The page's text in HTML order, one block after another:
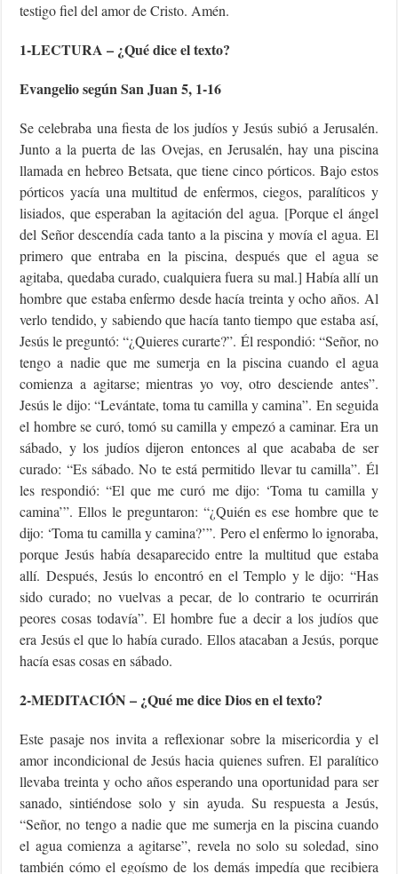
testigo fiel del amor de Cristo. Amén.
1-LECTURA – ¿Qué dice el texto?
Evangelio según San Juan 5, 1-16
Se celebraba una fiesta de los judíos y Jesús subió a Jerusalén.
Junto a la puerta de las Ovejas, en Jerusalén, hay una piscina
llamada en hebreo Betsata, que tiene cinco pórticos. Bajo estos
pórticos yacía una multitud de enfermos, ciegos, paralíticos y
lisiados, que esperaban la agitación del agua. [Porque el ángel
del Señor descendía cada tanto a la piscina y movía el agua. El
primero que entraba en la piscina, después que el agua se
agitaba, quedaba curado, cualquiera fuera su mal.] Había allí un
hombre que estaba enfermo desde hacía treinta y ocho años. Al
verlo tendido, y sabiendo que hacía tanto tiempo que estaba así,
Jesús le preguntó: “¿Quieres curarte?”. Él respondió: “Señor, no
tengo a nadie que me sumerja en la piscina cuando el agua
comienza a agitarse; mientras yo voy, otro desciende antes”.
Jesús le dijo: “Levántate, toma tu camilla y camina”. En seguida
el hombre se curó, tomó su camilla y empezó a caminar. Era un
sábado, y los judíos dijeron entonces al que acababa de ser
curado: “Es sábado. No te está permitido llevar tu camilla”. Él
les respondió: “El que me curó me dijo: ‘Toma tu camilla y
camina’”. Ellos le preguntaron: “¿Quién es ese hombre que te
dijo: ‘Toma tu camilla y camina?’”. Pero el enfermo lo ignoraba,
porque Jesús había desaparecido entre la multitud que estaba
allí. Después, Jesús lo encontró en el Templo y le dijo: “Has
sido curado; no vuelvas a pecar, de lo contrario te ocurrirán
peores cosas todavía”. El hombre fue a decir a los judíos que
era Jesús el que lo había curado. Ellos atacaban a Jesús, porque
hacía esas cosas en sábado.
2-MEDITACIÓN – ¿Qué me dice Dios en el texto?
Este pasaje nos invita a reflexionar sobre la misericordia y el
amor incondicional de Jesús hacia quienes sufren. El paralítico
llevaba treinta y ocho años esperando una oportunidad para ser
sanado, sintiéndose solo y sin ayuda. Su respuesta a Jesús,
“Señor, no tengo a nadie que me sumerja en la piscina cuando
el agua comienza a agitarse”, revela no solo su soledad, sino
también cómo el egoísmo de los demás impedía que recibiera